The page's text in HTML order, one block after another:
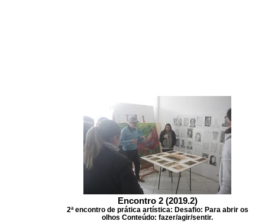
Encontro 2 (2019.2)
2ª encontro de prática artística: Desafio: Para abrir os
olhos Conteúdo: fazer/agir/sentir.